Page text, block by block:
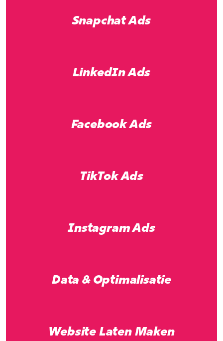
Snapchat Ads
LinkedIn Ads
Facebook Ads
TikTok Ads
Instagram Ads
Data & Optimalisatie
Website Laten Maken